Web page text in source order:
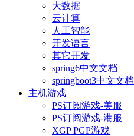
大数据
云计算
人工智能
开发语言
其它开发
spring6中文文档
springboot3中文文档
主机游戏
PS订阅游戏-美服
PS订阅游戏-港服
XGP PGP游戏